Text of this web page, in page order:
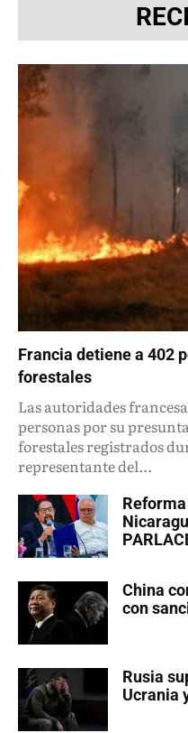
Francia detiene a 402
forestales
Las autoridades
personas por su
forestales registrados
representante del...
China
con
Rusia
Ucrania